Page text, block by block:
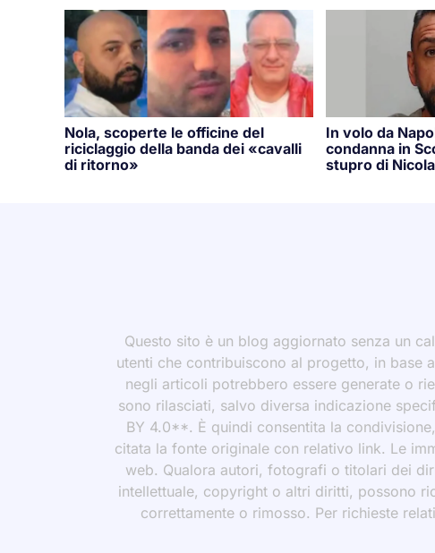
Nola, scoperte le officine del
riciclaggio della banda dei «cavalli
di ritorno»
In volo da
condanna in
stupro di
Questo sito è un blog aggiornato senza un
utenti che contribuiscono al progetto, in base
negli articoli potrebbero essere generate o
sono rilasciati, salvo diversa indicazione
BY 4.0**. È quindi consentita la
citata la fonte originale con relativo link. Le
web. Qualora autori, fotografi o titolari dei
intellettuale, copyright o altri diritti, possono
correttamente o rimosso. Per richieste